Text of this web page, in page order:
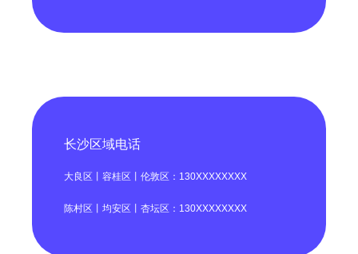
长沙区域电话
大良区丨容桂区丨伦敦区：130XXXXXXXX
陈村区丨均安区丨杏坛区：130XXXXXXXX